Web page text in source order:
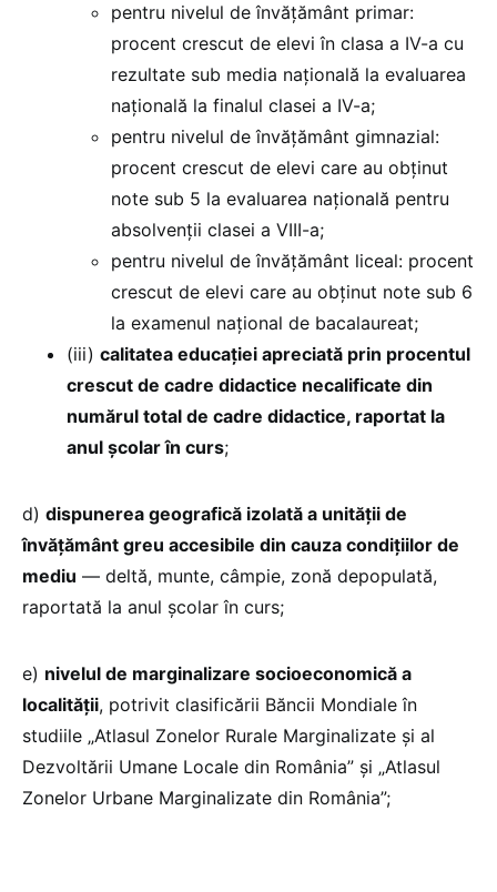
pentru nivelul de învățământ primar:
procent crescut de elevi în clasa a IV-a cu
rezultate sub media națională la evaluarea
națională la finalul clasei a IV-a;
pentru nivelul de învățământ gimnazial:
procent crescut de elevi care au obținut
note sub 5 la evaluarea națională pentru
absolvenții clasei a VIII-a;
pentru nivelul de învățământ liceal: procent
crescut de elevi care au obținut note sub 6
la examenul național de bacalaureat;
(iii) calitatea educației apreciată prin procentul
crescut de cadre didactice necalificate din
numărul total de cadre didactice, raportat la
anul școlar în curs;
d) dispunerea geografică izolată a unității de
învățământ greu accesibile din cauza condițiilor de
mediu — deltă, munte, câmpie, zonă depopulată,
raportată la anul școlar în curs;
e) nivelul de marginalizare socioeconomică a
localității, potrivit clasificării Băncii Mondiale în
studiile „Atlasul Zonelor Rurale Marginalizate și al
Dezvoltării Umane Locale din România” și „Atlasul
Zonelor Urbane Marginalizate din România”;